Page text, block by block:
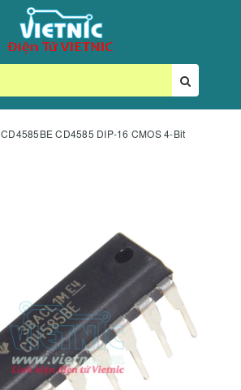
CD4585BE CD4585 DIP-16 CMOS 4-Bit